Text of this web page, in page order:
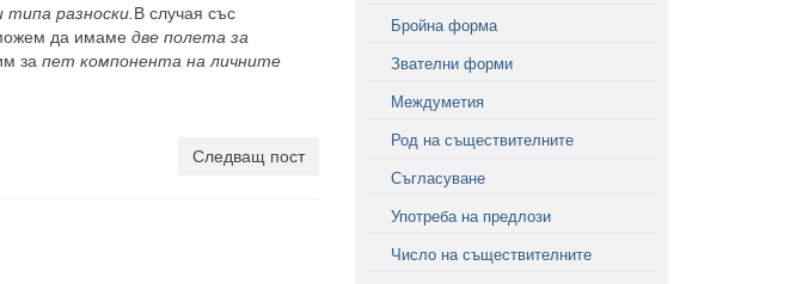
разноски. В случая със
да имаме две полета за
за пет компонента на личните
Следващ пост
Бройна форма
Звателни форми
Междуметия
Род на съществителните
Съгласуване
Употреба на предлози
Число на съществителните